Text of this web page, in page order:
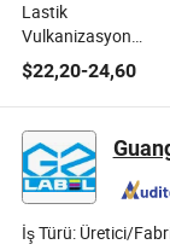
Lastik
Vulkanizasyon
Etiketi Yüksek
Sıcaklık Dayanıklı
Tekerlek Kimyasal
Dayanıklı
$22,20-24,60
İş Türü: Üretici/